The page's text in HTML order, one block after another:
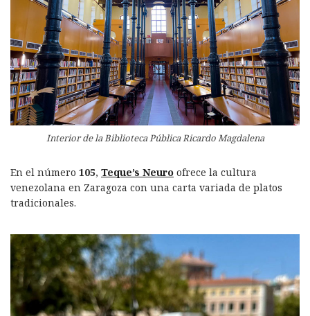
Interior de la Biblioteca Pública Ricardo Magdalena
En el número 105, Teque’s Neuro ofrece la cultura
venezolana en Zaragoza con una carta variada de platos
tradicionales.